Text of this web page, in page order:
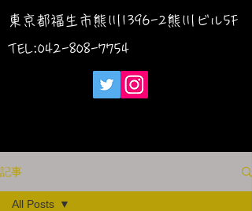
東京都福生市熊川1396-2熊川ビル5F
TEL:042-808-7754
記事
All Posts